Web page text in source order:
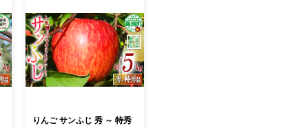
りんご サンふじ 秀 ～ 特秀